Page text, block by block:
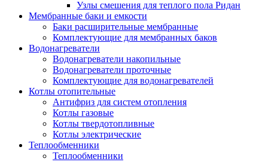
Узлы смешения для теплого пола Ридан
Мембранные баки и емкости
Баки расширительные мембранные
Комплектующие для мембранных баков
Водонагреватели
Водонагреватели накопильные
Водонагреватели проточные
Комплектующие для водонагревателей
Котлы отопительные
Антифриз для систем отопления
Котлы газовые
Котлы твердотопливные
Котлы электрические
Теплообменники
Теплообменники